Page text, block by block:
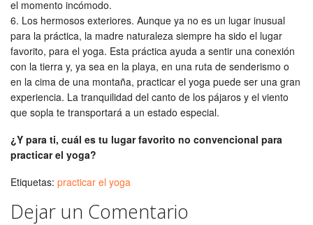
el momento incómodo.
Los hermosos exteriores. Aunque ya no es un lugar inusual
para la práctica, la madre naturaleza siempre ha sido el lugar
favorito, para el yoga. Esta práctica ayuda a sentir una conexión
con la tierra y, ya sea en la playa, en una ruta de senderismo o
en la cima de una montaña, practicar el yoga puede ser una gran
experiencia. La tranquilidad del canto de los pájaros y el viento
que sopla te transportará a un estado especial.
¿Y para ti, cuál es tu lugar favorito no convencional para
practicar el yoga?
Etiquetas: practicar el yoga
Dejar un Comentario